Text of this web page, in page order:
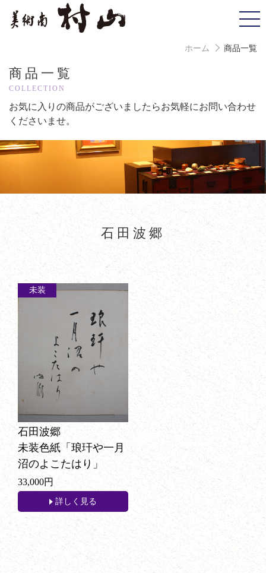
ホーム 商品一覧
商品一覧
COLLECTION
お気に入りの商品がございましたらお気軽にお問い合わせ
くださいませ。
石田波郷
未装
石田波郷
未装色紙「琅玕や一月
沼のよこたはり」
33,000円
詳しく見る